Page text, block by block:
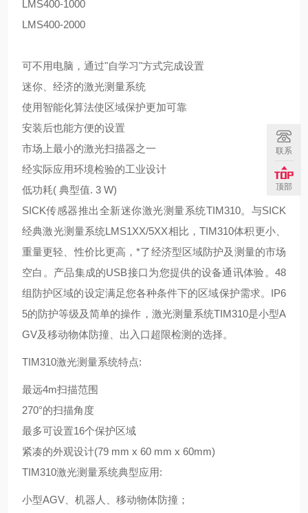
LMS400-1000
LMS400-2000
可不用电脑，通过"自学习"方式完成设置
迷你、经济的激光测量系统
使用智能化算法使区域保护更加可靠
安装后也能方便的设置
市场上最小的激光扫描器之一
经实际应用环境检验的工业设计
低功耗( 典型值. 3 W)
SICK传感器推出全新迷你激光测量系统TIM310。与SICK
经典激光测量系统LMS1XX/5XX相比，TIM310体积更小、
重量更轻、性价比更高，*了经济型区域防护及测量的市场
空白。产品集成的USB接口为您提供的设备通讯体验。48
组防护区域的设定满足您各种条件下的区域保护需求。IP6
5的防护等级及简单的操作，激光测量系统TIM310是小型A
GV及移动物体防撞、出入口超限检测的选择。
TIM310激光测量系统特点:
最远4m扫描范围
270°的扫描角度
最多可设置16个保护区域
紧凑的外观设计(79 mm x 60 mm x 60mm)
TIM310激光测量系统典型应用:
小型AGV、机器人、移动物体防撞；
联系
顶部